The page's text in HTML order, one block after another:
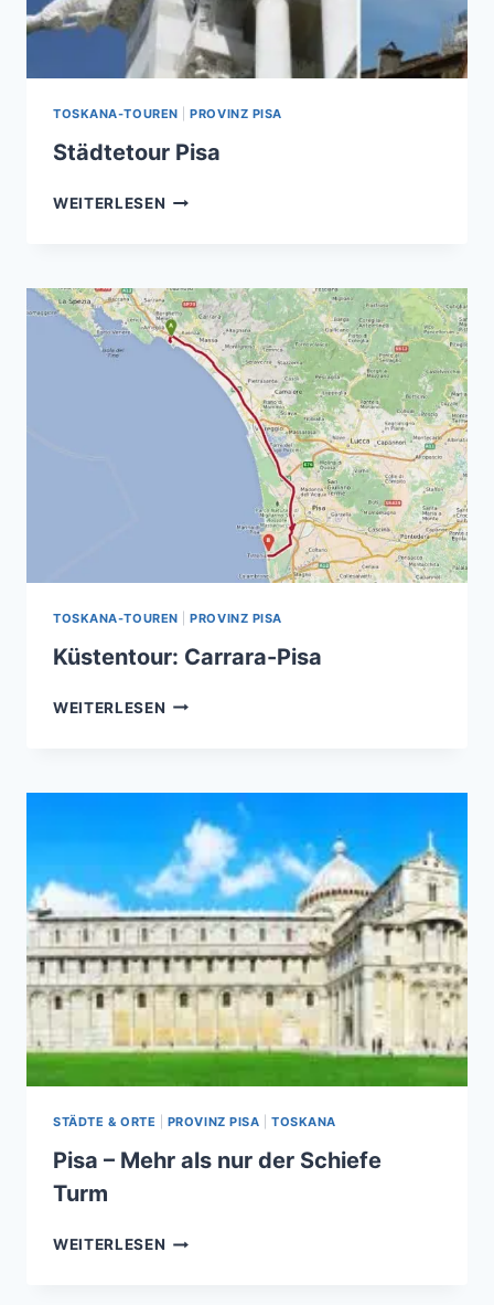
TOSKANA-TOUREN |PROVINZ PISA
Städtetour Pisa
WEITERLESEN STÄDTETOUR
TOSKANA-TOUREN |PROVINZ PISA
Küstentour: Carrara-Pisa
WEITERLESEN KÜSTENTOUR:
STÄDTE & ORTE PROVINZ PISA |TOSKANA
Pisa – Mehr als nur der Schiefe
Turm
WEITERLESEN PISA